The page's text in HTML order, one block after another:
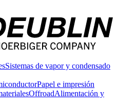
Sistemas de vapor y condensado
Papel e impresión
OffroadAlimentación y